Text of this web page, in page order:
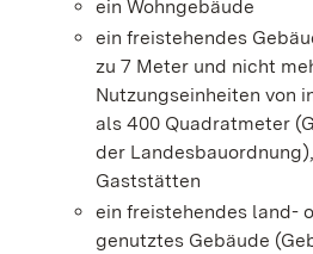
ein Wohngebäude
ein freistehendes
zu 7 Meter und nicht
Nutzungseinheiten von
als 400 Quadratmeter
der
Gaststätten
ein freistehendes land-
genutztes Gebäude